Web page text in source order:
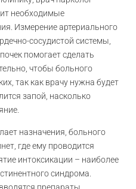
необходимые
Измерение артериального
сосудистой системы,
помогает сделать
чтобы больного
так как врачу нужна будет
запой, насколько
назначения, больного
где ему проводится
интоксикации – наиболее
синдрома.
препараты,